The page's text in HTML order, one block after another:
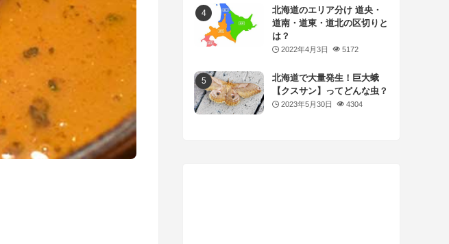
北海道のエリア分け 道央・
道南・道東・道北の区切りと
は？
2022年4月3日 5172
北海道で大量発生！巨大蛾
【クスサン】ってどんな虫？
2023年5月30日 4304